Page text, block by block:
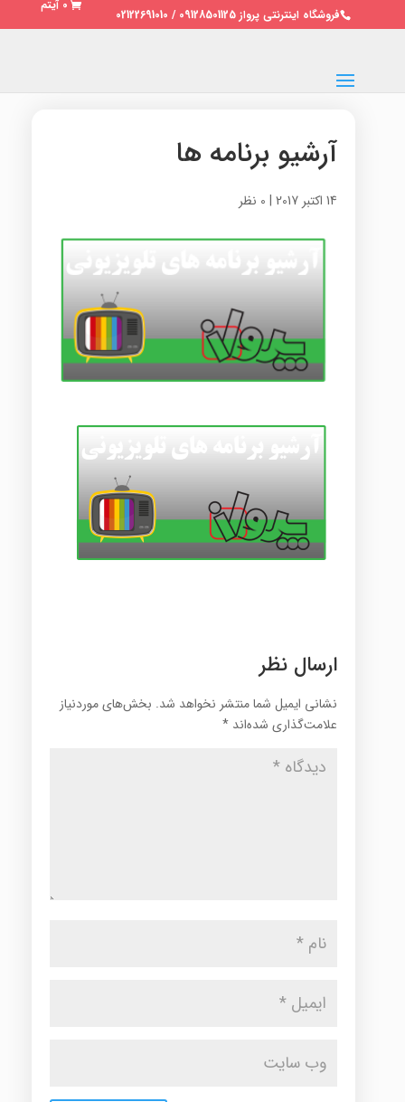
فروشگاه اینترنتی پرواز 09128501125 / 02122691010
0 آیتم
آرشیو برنامه ها
14 اکتبر 2017 | 0 نظر
ارسال نظر
نشانی ایمیل شما منتشر نخواهد شد. بخش‌های موردنیاز
علامت‌گذاری شده‌اند *